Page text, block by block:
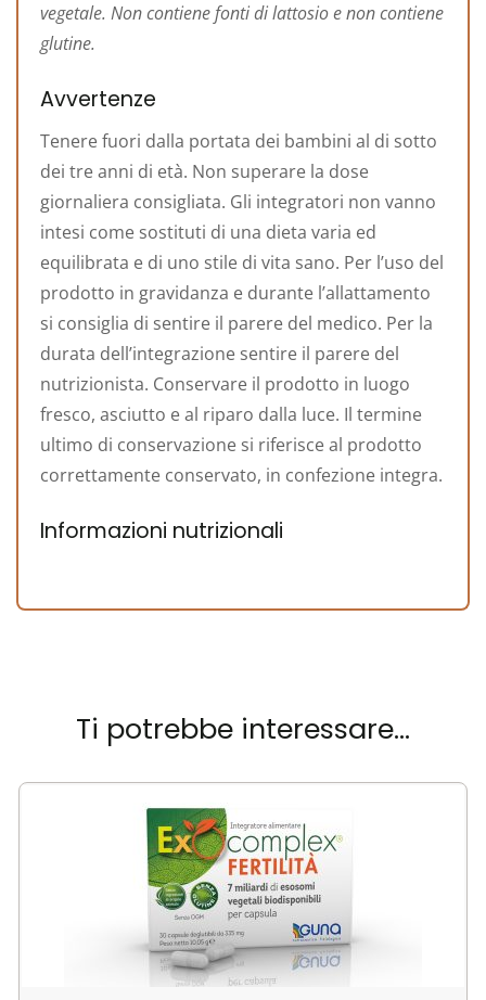
vegetale. Non contiene fonti di lattosio e non contiene
glutine.
Avvertenze
Tenere fuori dalla portata dei bambini al di sotto
dei tre anni di età. Non superare la dose
giornaliera consigliata. Gli integratori non vanno
intesi come sostituti di una dieta varia ed
equilibrata e di uno stile di vita sano. Per l’uso del
prodotto in gravidanza e durante l’allattamento
si consiglia di sentire il parere del medico. Per la
durata dell’integrazione sentire il parere del
nutrizionista. Conservare il prodotto in luogo
fresco, asciutto e al riparo dalla luce. Il termine
ultimo di conservazione si riferisce al prodotto
correttamente conservato, in confezione integra.
Informazioni nutrizionali
Ti potrebbe interessare…